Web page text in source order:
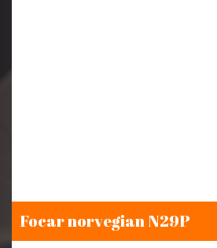
Focar norvegian N29P